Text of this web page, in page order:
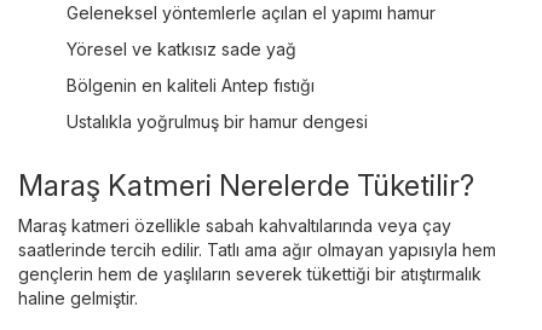
Geleneksel yöntemlerle açılan el yapımı hamur
Yöresel ve katkısız sade yağ
Bölgenin en kaliteli Antep fıstığı
Ustalıkla yoğrulmuş bir hamur dengesi
Maraş Katmeri Nerelerde Tüketilir?
Maraş katmeri özellikle sabah kahvaltılarında veya çay
saatlerinde tercih edilir. Tatlı ama ağır olmayan yapısıyla hem
gençlerin hem de yaşlıların severek tükettiği bir atıştırmalık
haline gelmiştir.